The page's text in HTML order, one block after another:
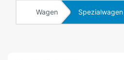
Wagen Spezialwagen